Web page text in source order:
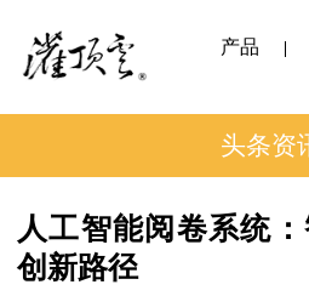
产品
头条资
人工智能阅卷系统
创新路径